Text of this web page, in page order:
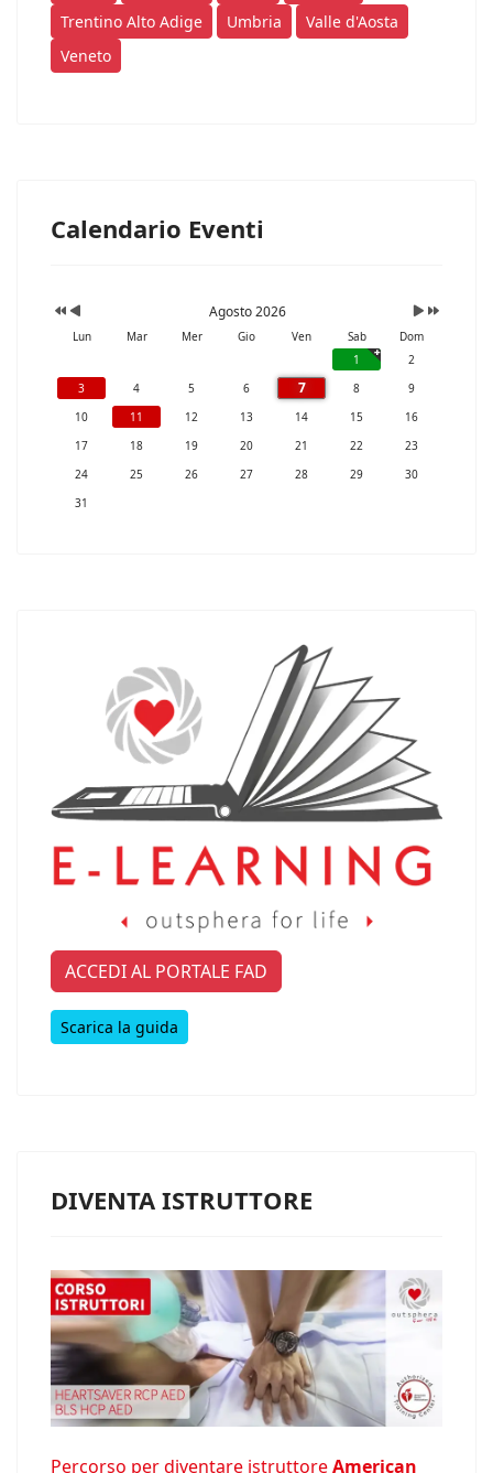
Trentino Alto Adige
Umbria
Valle d'Aosta
Veneto
Calendario Eventi
Agosto 2026
Lun Mar Mer Gio Ven Sab
Dom
1
2
3
4 5 6 7 8
9
10
11 12 13 14 15
16
17
18 19 20 21 22
23
24
25 26 27 28 29
30
31
ACCEDI AL PORTALE FAD
Scarica la guida
DIVENTA ISTRUTTORE
Percorso per diventare istruttoreAmerican